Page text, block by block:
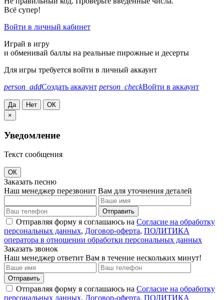
Всё супер!
Войти в личный кабинет
Играй в игру
и обменивай баллы на реальные пирожные и десерты
Для игры требуется войти в личный аккаунт
person_addСоздать аккаунт person_checkВойти в аккаунт
Да Нет
ОК
×
Уведомление
Текст сообщения
ОК
Заказать песню
Наш менеджер перезвонит Вам для уточнения деталей
Отправить
Отправляя форму я соглашаюсь на Согласие на обработку
персональных данных, Договор-оферта, ПОЛИТИКА
оператора в отношении обработки персональных данных
Заказать звонок
Наш менеджер ответит Вам в течение нескольких минут!
Отправить
Отправляя форму я соглашаюсь на Согласие на обработку
персональных данных, Договор-оферта, ПОЛИТИКА